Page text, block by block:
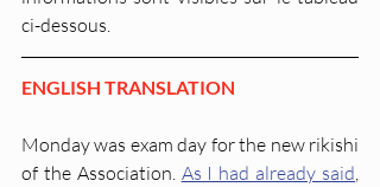
ci-dessous.
ENGLISH TRANSLATION
Monday was exam day for the new rikishi
of the Association. As I had already said